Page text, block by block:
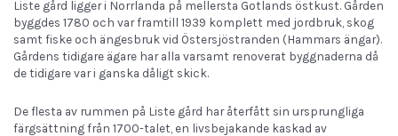
Liste gård ligger i Norrlanda på mellersta Gotlands östkust. Gården
byggdes 1780 och var framtill 1939 komplett med jordbruk, skog
samt fiske och ängesbruk vid Östersjöstranden (Hammars ängar).
Gårdens tidigare ägare har alla varsamt renoverat byggnaderna då
de tidigare var i ganska dåligt skick.
De flesta av rummen på Liste gård har återfått sin ursprungliga
färgsättning från 1700-talet, en livsbejakande kaskad av